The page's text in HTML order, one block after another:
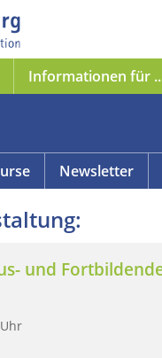
Informationen für
Newsletter
und